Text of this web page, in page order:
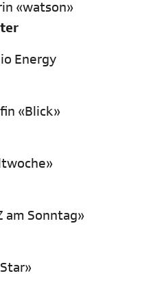
«watson»
Energy
«Blick»
am Sonntag»